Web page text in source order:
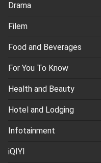
Drama
Filem
Food and Beverages
For You To Know
Health and Beauty
Hotel and Lodging
Infotainment
iQIYI